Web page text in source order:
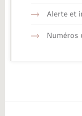
Alerte et
Numéros